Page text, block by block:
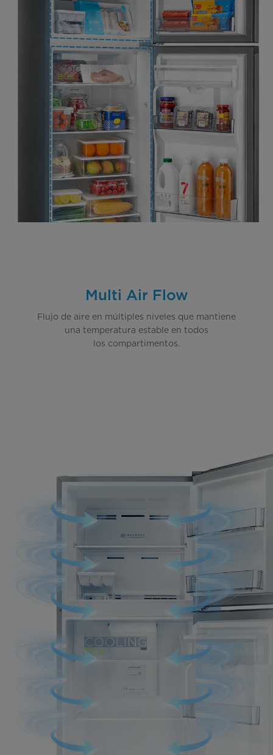
Multi Air Flow
Flujo de aire en múltiples niveles que mantiene
una temperatura estable en todos
los compartimentos.